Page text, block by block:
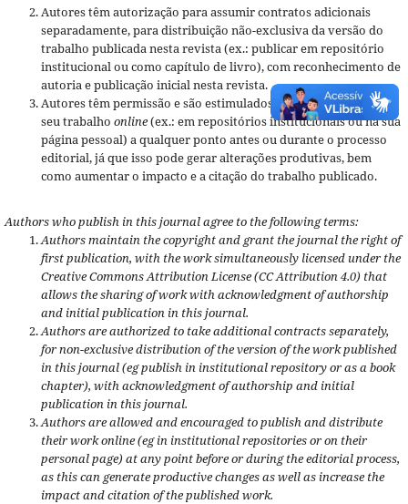
Autores têm autorização para assumir contratos adicionais
separadamente, para distribuição não-exclusiva da versão do
trabalho publicada nesta revista (ex.: publicar em repositório
institucional ou como capítulo de livro), com reconhecimento de
autoria e publicação inicial nesta revista.
Autores têm permissão e são estimulados a publicar e distribuir
seu trabalho online(ex.: em repositórios institucionais ou na sua
página pessoal) a qualquer ponto antes ou durante o processo
editorial, já que isso pode gerar alterações produtivas, bem
como aumentar o impacto e a citação do trabalho publicado.
Authors who publish in this journal agree to the following terms:
Authors maintain the copyright and grant the journal the right of
first publication, with the work simultaneously licensed under the
Creative Commons Attribution License (CC Attribution 4.0) that
allows the sharing of work with acknowledgment of authorship
and initial publication in this journal.
Authors are authorized to take additional contracts separately,
for non-exclusive distribution of the version of the work published
in this journal (eg publish in institutional repository or as a book
chapter), with acknowledgment of authorship and initial
publication in this journal.
Authors are allowed and encouraged to publish and distribute
their work online (eg in institutional repositories or on their
personal page) at any point before or during the editorial process,
as this can generate productive changes as well as increase the
impact and citation of the published work.